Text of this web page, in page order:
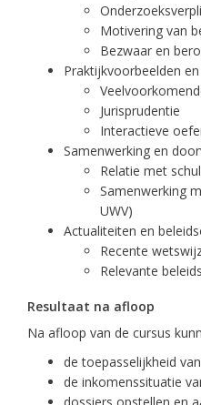
Motivering van
Bezwaar en
Praktijkvoorbeelden
Jurisprudentie
Interactieve
Samenwerking en
Relatie met
Samenwerking
UWV)
Actualiteiten en
Recente
Relevante
Resultaat na afloop
Na afloop van de cursus
de toepasselijkheid
de inkomenssituatie